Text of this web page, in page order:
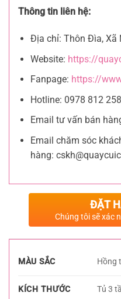
Thông tin liên hệ:
Địa chỉ: Thôn Đìa, Xã
Website: https://
Fanpage: https://
Hotline: 0978 812 258
Email tư vấn bán
Email chăm sóc
hàng:
ĐẶT
Chúng tôi sẽ xác
MÀU SẮC Hồng
KÍCH THƯỚC Tủ 3